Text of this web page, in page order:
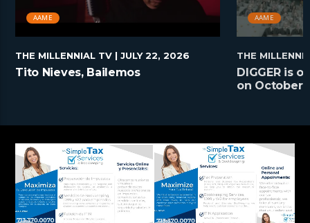
AAME
THE MILLENNIAL TV | JULY 22, 2026
Tito Nieves, Bailemos
AAME
THE
DIGGER is
on October